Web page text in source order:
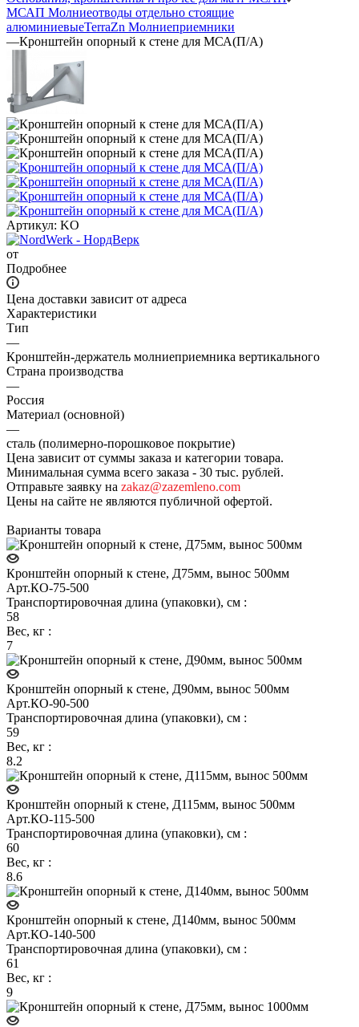
МСАП Молниеотводы отдельно стоящие
алюминиевыеTerraZn Молниеприемники
—Кронштейн опорный к стене для МСА(П/А)
Артикул: KO
от
Подробнее
Цена доставки зависит от адреса
Характеристики
Тип
—
Кронштейн-держатель молниеприемника вертикального
Страна производства
—
Россия
Материал (основной)
—
сталь (полимерно-порошковое покрытие)
Цена зависит от суммы заказа и категории товара.
Минимальная сумма всего заказа - 30 тыс. рублей.
Отправьте заявку на zakaz@zazemleno.com
Цены на сайте не являются публичной офертой.
Варианты товара
Кронштейн опорный к стене, Д75мм, вынос 500мм
Арт.КО-75-500
Транспортировочная длина (упаковки), см :
58
Вес, кг :
7
Кронштейн опорный к стене, Д90мм, вынос 500мм
Арт.КО-90-500
Транспортировочная длина (упаковки), см :
59
Вес, кг :
8.2
Кронштейн опорный к стене, Д115мм, вынос 500мм
Арт.КО-115-500
Транспортировочная длина (упаковки), см :
60
Вес, кг :
8.6
Кронштейн опорный к стене, Д140мм, вынос 500мм
Арт.КО-140-500
Транспортировочная длина (упаковки), см :
61
Вес, кг :
9